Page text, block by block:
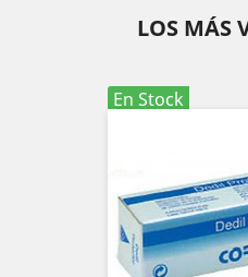
LOS MÁS
En Stock